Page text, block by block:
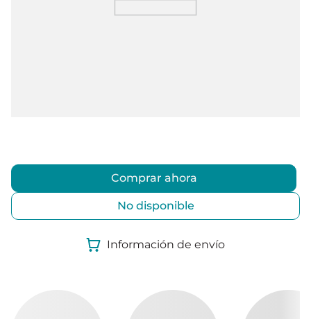
Comprar ahora
No disponible
Información de envío